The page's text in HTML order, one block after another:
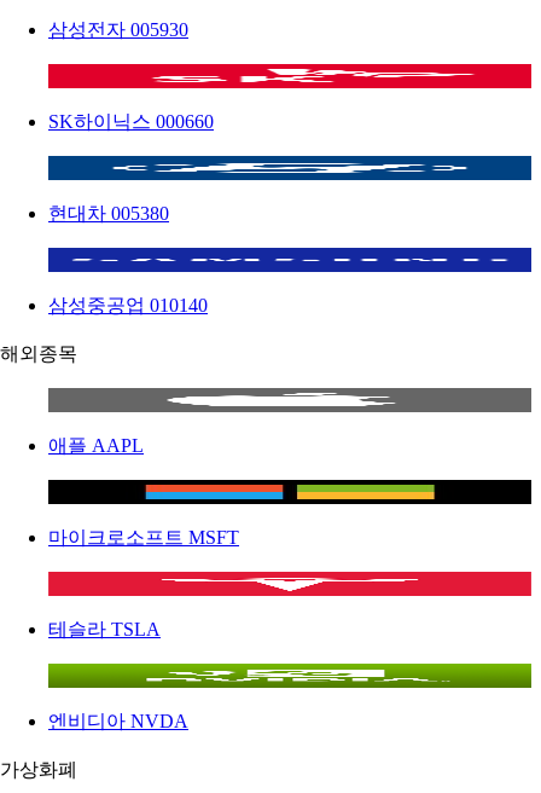
삼성전자 005930
SK하이닉스 000660
현대차 005380
삼성중공업 010140
해외종목
애플 AAPL
마이크로소프트 MSFT
테슬라 TSLA
엔비디아 NVDA
가상화폐